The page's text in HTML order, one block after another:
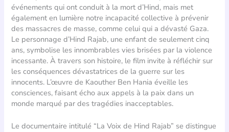
événements qui ont conduit à la mort d’Hind, mais met
également en lumière notre incapacité collective à prévenir
des massacres de masse, comme celui qui a dévasté Gaza.
Le personnage d’Hind Rajab, une enfant de seulement cinq
ans, symbolise les innombrables vies brisées par la violence
incessante. À travers son histoire, le film invite à réfléchir sur
les conséquences dévastatrices de la guerre sur les
innocents. L’œuvre de Kaouther Ben Hania éveille les
consciences, faisant écho aux appels à la paix dans un
monde marqué par des tragédies inacceptables.
Le documentaire intitulé “La Voix de Hind Rajab” se distingue